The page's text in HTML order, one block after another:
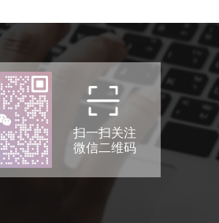
扫一扫关注
微信二维码